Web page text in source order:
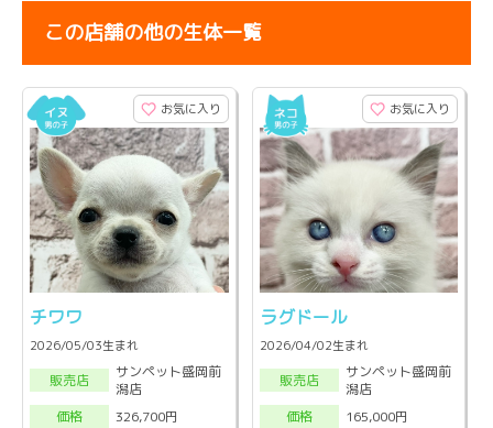
この店舗の他の生体一覧
お気に入り
チワワ
2026/05/03生まれ
販売店
サンペット盛岡前
潟店
価格
326,700円
お気に入り
ラグドール
2026/04/02生まれ
販売店
サンペット盛岡前
潟店
価格
165,000円